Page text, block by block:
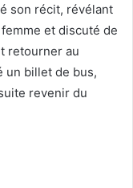
son récit, révélant
et discuté de
retourner au
un billet de bus,
revenir du